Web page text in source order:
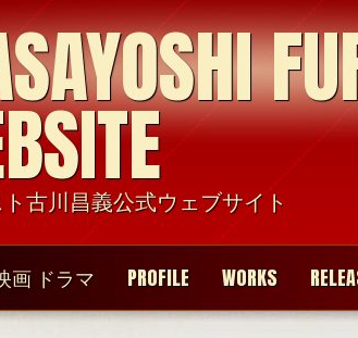
古川昌義公式ウェブサイト
画 ドラマ PROFILE WORKS